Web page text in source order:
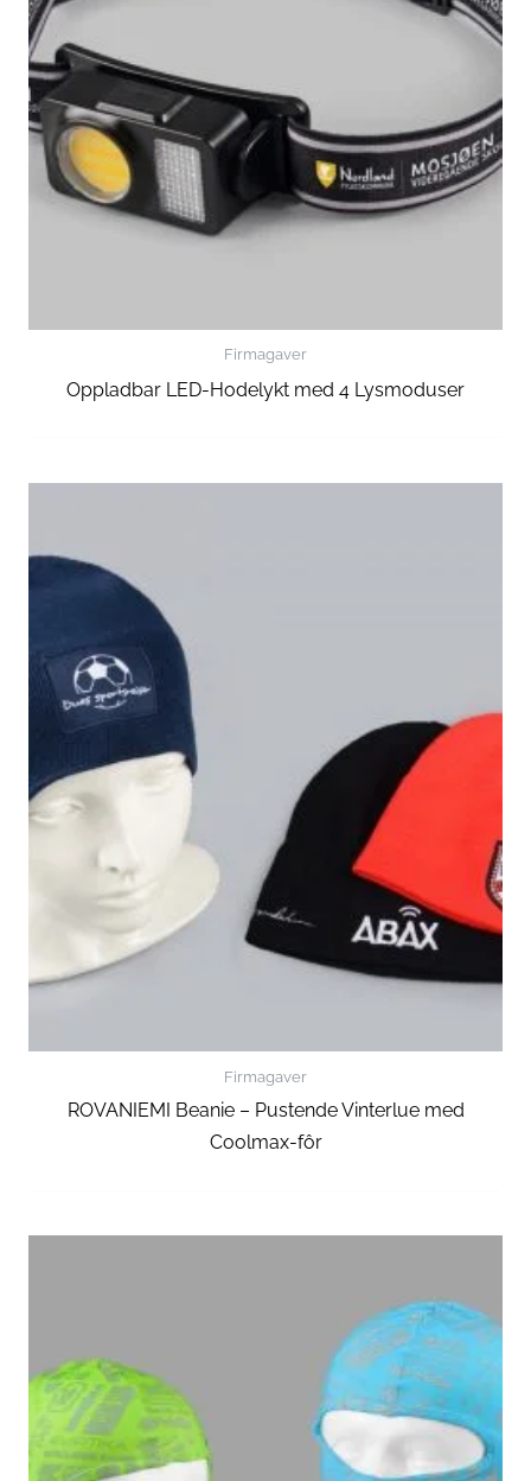
Firmagaver
Oppladbar LED-Hodelykt med 4 Lysmoduser
Firmagaver
ROVANIEMI Beanie – Pustende Vinterlue med
Coolmax-fôr